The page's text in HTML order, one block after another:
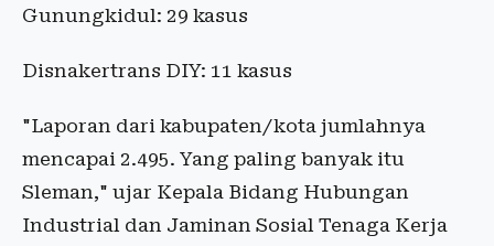
Gunungkidul: 29 kasus
Disnakertrans DIY: 11 kasus
"Laporan dari kabupaten/kota jumlahnya
mencapai 2.495. Yang paling banyak itu
Sleman," ujar Kepala Bidang Hubungan
Industrial dan Jaminan Sosial Tenaga Kerja